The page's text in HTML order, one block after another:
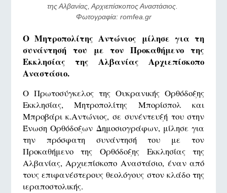
της Αλβανίας, Αρχιεπίσκοπος Αναστάσιος.
Φωτογραφία: romfea.gr
Ο Μητροπολίτης Αντώνιος μίλησε για τη
συνάντησή του με τον Προκαθήμενο της
Εκκλησίας της Αλβανίας Αρχιεπίσκοπο
Αναστάσιο.
Ο Πρωτοσύγκελος της Ουκρανικής Ορθόδοξης
Εκκλησίας, Μητροπολίτης Μπορίσπολ και
Μπροβάρι κ.Αντώνιος, σε συνέντευξή του στην
Ένωση Ορθόδοξων Δημοσιογράφων, μίλησε για
την πρόσφατη συνάντησή του με τον
Προκαθήμενο της Ορθόδοξης Εκκλησίας της
Αλβανίας, Αρχιεπίσκοπο Αναστάσιο, έναν από
τους επιφανέστερους θεολόγους στον κλάδο της
ιεραποστολικής.